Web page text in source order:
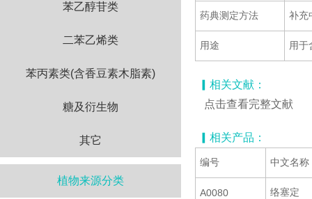
苯乙醇苷类
二苯乙烯类
苯丙素类(含香豆素木脂素)
糖及衍生物
其它
植物来源分类
药典测定方法 补充
用途 用于
▎相关文献：
点击查看完整文献
▎相关产品：
编号 中文名称
A0080 络塞定